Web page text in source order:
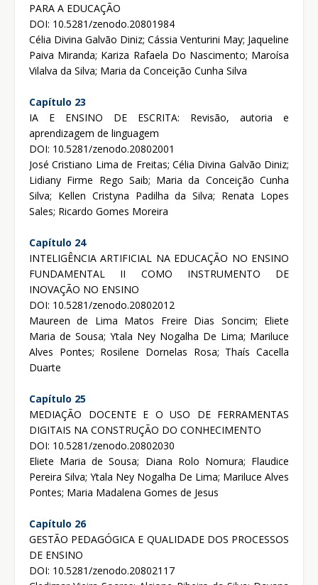
PARA A EDUCAÇÃO
DOI: 10.5281/zenodo.20801984
Célia Divina Galvão Diniz; Cássia Venturini May; Jaqueline
Paiva Miranda; Kariza Rafaela Do Nascimento; Maroísa
Vilalva da Silva; Maria da Conceição Cunha Silva
Capítulo 23
IA E ENSINO DE ESCRITA: Revisão, autoria e
aprendizagem de linguagem
DOI: 10.5281/zenodo.20802001
José Cristiano Lima de Freitas; Célia Divina Galvão Diniz;
Lidiany Firme Rego Saib; Maria da Conceição Cunha
Silva; Kellen Cristyna Padilha da Silva; Renata Lopes
Sales; Ricardo Gomes Moreira
Capítulo 24
INTELIGÊNCIA ARTIFICIAL NA EDUCAÇÃO NO ENSINO
FUNDAMENTAL II COMO INSTRUMENTO DE
INOVAÇÃO NO ENSINO
DOI: 10.5281/zenodo.20802012
Maureen de Lima Matos Freire Dias Soncim; Eliete
Maria de Sousa; Ytala Ney Nogalha De Lima; Mariluce
Alves Pontes; Rosilene Dornelas Rosa; Thaís Cacella
Duarte
Capítulo 25
MEDIAÇÃO DOCENTE E O USO DE FERRAMENTAS
DIGITAIS NA CONSTRUÇÃO DO CONHECIMENTO
DOI: 10.5281/zenodo.20802030
Eliete Maria de Sousa; Diana Rolo Nomura; Flaudice
Pereira Silva; Ytala Ney Nogalha De Lima; Mariluce Alves
Pontes; Maria Madalena Gomes de Jesus
Capítulo 26
GESTÃO PEDAGÓGICA E QUALIDADE DOS PROCESSOS
DE ENSINO
DOI: 10.5281/zenodo.20802117